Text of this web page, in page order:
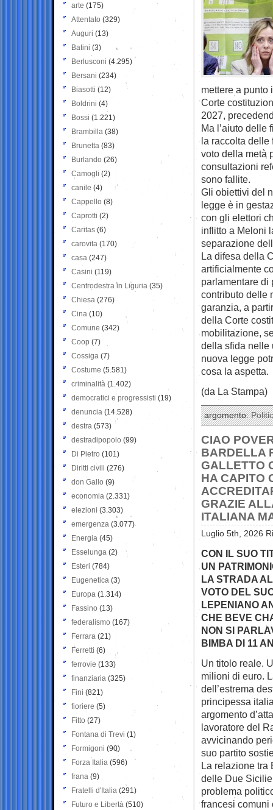
mettere a punto
Corte
2027,
Ma l’aiuto delle
la raccolta delle
voto della metà
consultazioni
sono fallite.
Gli obiettivi del
legge è in
con gli elettori
inflitto a Meloni
separazione
La difesa della
artificialmente
parlamentare di
contributo delle
garanzia, a
della Corte
mobilitazione,
della sfida nelle
nuova legge
cosa la aspetta.
(da La Stampa)
argomento:
CIAO
BARDELLA
GALLETTO
HA CAPITO
GRAZIE
ITALIANA
Luglio 5th, 2026
CON IL SUO
UN
LA STRADA
VOTO DEL
LEPENIANO
CHE BEVE
NON SI
BIMBA DI 11
Un titolo reale.
milioni di euro.
dell’estrema
principessa
argomento
lavoratore del
avvicinando
suo partito
La relazione tra
delle Due
problema
francesi comuni
arte (175)
Attentato (329)
Auguri (13)
Batini (3)
Berlusconi (4.295)
Bersani (234)
Biasotti (12)
Boldrini (4)
Bossi (1.221)
Brambilla (38)
Brunetta (83)
Burlando (26)
Camogli (2)
canile (4)
Cappello (8)
Caprotti (2)
Caritas (6)
carovita (170)
casa (247)
Casini (119)
Centrodestra in Liguria (35)
Chiesa (276)
Cina (10)
Comune (342)
Coop (7)
Cossiga (7)
Costume (5.581)
criminalità (1.402)
democratici e progressisti (19)
denuncia (14.528)
destra (573)
destradipopolo (99)
Di Pietro (101)
Diritti civili (276)
don Gallo (9)
economia (2.331)
elezioni (3.303)
emergenza (3.077)
Energia (45)
Esselunga (2)
Esteri (784)
Eugenetica (3)
Europa (1.314)
Fassino (13)
federalismo (167)
Ferrara (21)
Ferretti (6)
ferrovie (133)
finanziaria (325)
Fini (821)
fioriere (5)
Fitto (27)
Fontana di Trevi (1)
Formigoni (90)
Forza Italia (596)
frana (9)
Fratelli d'Italia (291)
Futuro e Libertà (510)